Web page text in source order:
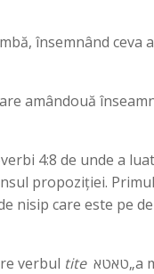
propoziției.
nisip care este pe
verbul titeטאטא„a mătura” și